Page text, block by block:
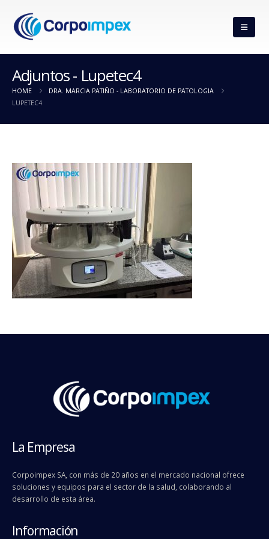
Adjuntos - Lupetec4
HOME
DRA. MARCIA PATIÑO - LABORATORIO DE PATOLOGIA
LUPETEC4
La Empresa
Corpoimpex SA, con más de 20 años en el mercado nacional ofrece
soluciones y equipos para el sector de la salud, colaborando al
desarrollo de esta área.
Información